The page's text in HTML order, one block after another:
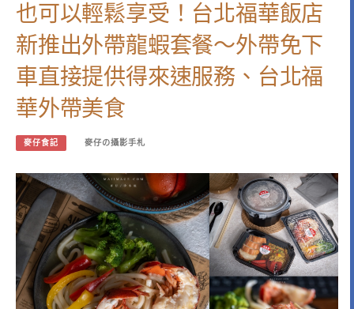
也可以輕鬆享受！台北福華飯店
新推出外帶龍蝦套餐～外帶免下
車直接提供得來速服務、台北福
華外帶美食
麥仔食記 麥仔の攝影手札